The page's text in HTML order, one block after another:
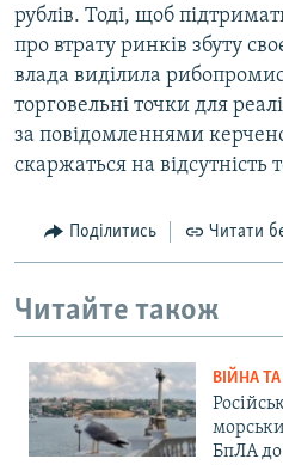
рублів. Тоді, щоб
про втрату ринків збуту
влада виділила
торговельні точки для
за повідомленнями
скаржаться на відсутність
Поділитись Читати
Читайте також
ВІЙНА
БпЛА до